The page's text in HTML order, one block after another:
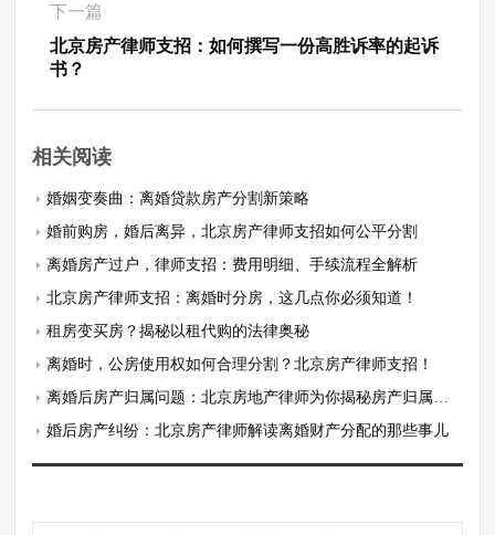
下一篇
北京房产律师支招：如何撰写一份高胜诉率的起诉
书？
相关阅读
婚姻变奏曲：离婚贷款房产分割新策略
婚前购房，婚后离异，北京房产律师支招如何公平分割
离婚房产过户，律师支招：费用明细、手续流程全解析
北京房产律师支招：离婚时分房，这几点你必须知道！
租房变买房？揭秘以租代购的法律奥秘
离婚时，公房使用权如何合理分割？北京房产律师支招！
离婚后房产归属问题：北京房地产律师为你揭秘房产归属的真相
婚后房产纠纷：北京房产律师解读离婚财产分配的那些事儿